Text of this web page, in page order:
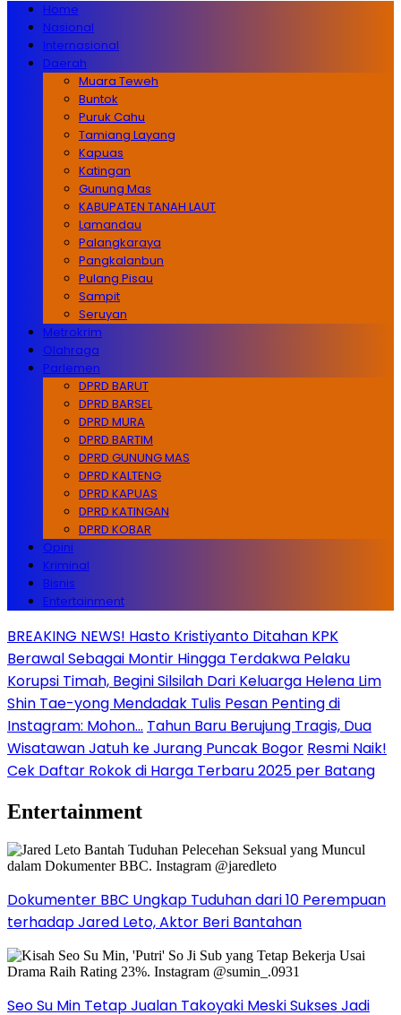
Home
Nasional
Internasional
Daerah
Muara Teweh
Buntok
Puruk Cahu
Tamiang Layang
Kapuas
Katingan
Gunung Mas
KABUPATEN TANAH LAUT
Lamandau
Palangkaraya
Pangkalanbun
Pulang Pisau
Sampit
Seruyan
Metrokrim
Olahraga
Parlemen
DPRD BARUT
DPRD BARSEL
DPRD MURA
DPRD BARTIM
DPRD GUNUNG MAS
DPRD KALTENG
DPRD KAPUAS
DPRD KATINGAN
DPRD KOBAR
Opini
Kriminal
Bisnis
Entertainment
BREAKING NEWS! Hasto Kristiyanto Ditahan KPK
Berawal Sebagai Montir Hingga Terdakwa Pelaku
Korupsi Timah, Begini Silsilah Dari Keluarga Helena Lim
Shin Tae-yong Mendadak Tulis Pesan Penting di
Instagram: Mohon… Tahun Baru Berujung Tragis, Dua
Wisatawan Jatuh ke Jurang Puncak Bogor Resmi Naik!
Cek Daftar Rokok di Harga Terbaru 2025 per Batang
Entertainment
Dokumenter BBC Ungkap Tuduhan dari 10 Perempuan
terhadap Jared Leto, Aktor Beri Bantahan
Seo Su Min Tetap Jualan Takoyaki Meski Sukses Jadi